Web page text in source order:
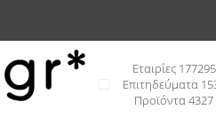
Εταιρίες 177295
Επιτηδεύματα
Προϊόντα 4327